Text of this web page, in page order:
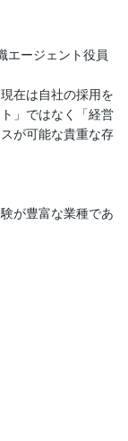
エージェント役員
在は自社の採用を
」ではなく「経営
が可能な貴重な存
が豊富な業種であ